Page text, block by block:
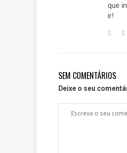
que
ir!
SEM COMENTÁRIOS
Deixe o seu